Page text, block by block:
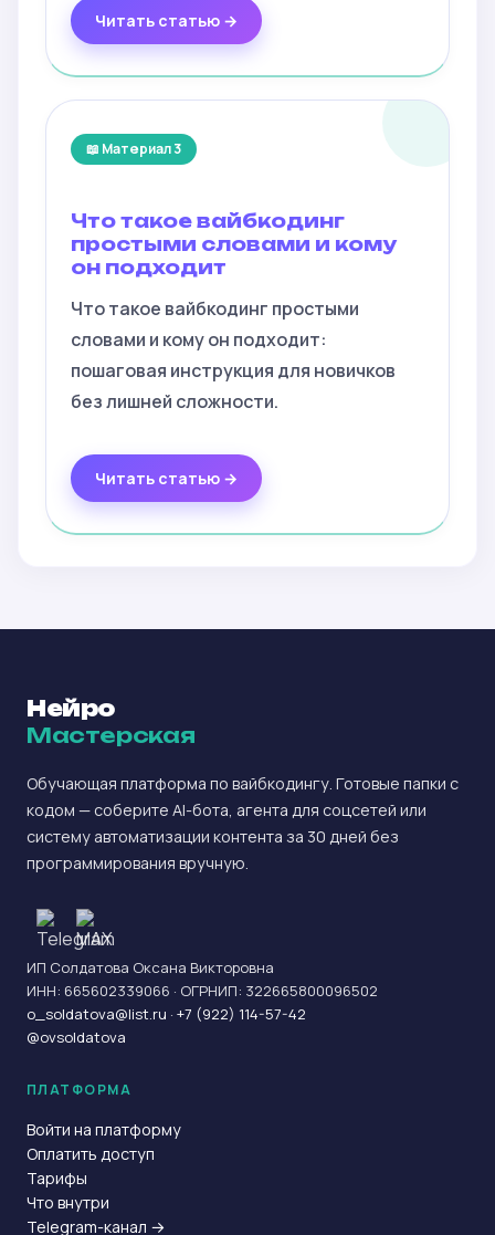
Читать статью →
📖 Материал 3
Что такое вайбкодинг
простыми словами и кому
он подходит
Что такое вайбкодинг простыми
словами и кому он подходит:
пошаговая инструкция для новичков
без лишней сложности.
Читать статью →
Нейро
Мастерская
Обучающая платформа по вайбкодингу. Готовые папки с
кодом — соберите AI-бота, агента для соцсетей или
систему автоматизации контента за 30 дней без
программирования вручную.
ИП Солдатова Оксана Викторовна
ИНН: 665602339066 · ОГРНИП: 322665800096502
o_soldatova@list.ru · +7 (922) 114-57-42
@ovsoldatova
ПЛАТФОРМА
Войти на платформу
Оплатить доступ
Тарифы
Что внутри
Telegram-канал →